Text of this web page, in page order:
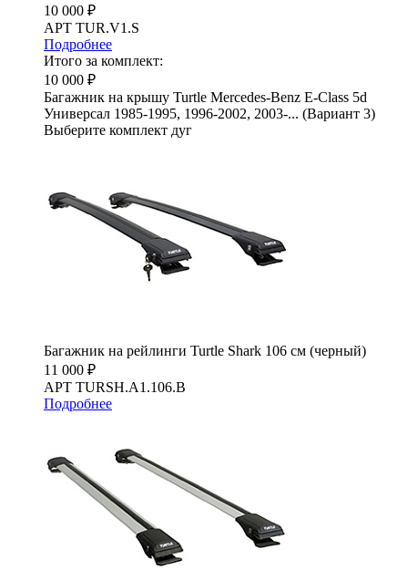
10 000 ₽
АРТ TUR.V1.S
Подробнее
Итого за комплект:
10 000 ₽
Багажник на крышу Turtle Mercedes-Benz E-Class 5d
Универсал 1985-1995, 1996-2002, 2003-... (Вариант 3)
Выберите комплект дуг
Багажник на рейлинги Turtle Shark 106 см (черный)
11 000 ₽
АРТ TURSH.A1.106.B
Подробнее